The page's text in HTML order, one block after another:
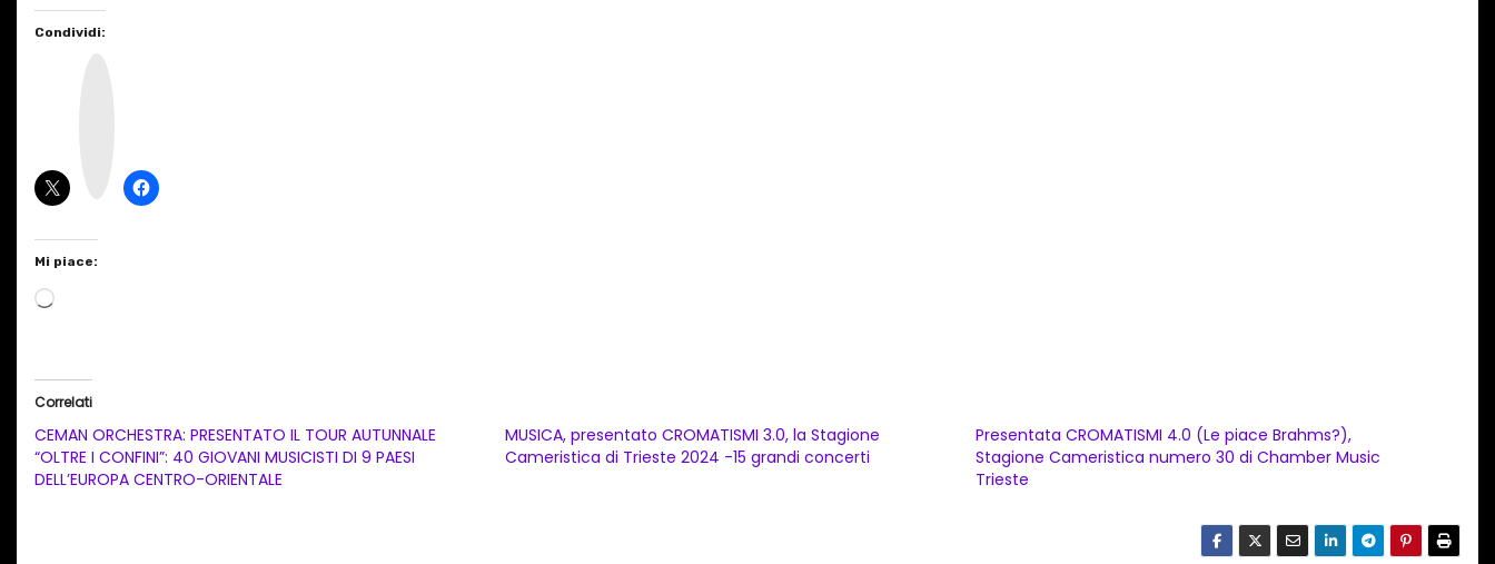
Condividi:
Mi piace:
C
a
m
Correlati
CEMAN ORCHESTRA: PRESENTATO IL TOUR AUTUNNALE
“OLTRE I CONFINI”: 40 GIOVANI MUSICISTI DI 9 PAESI
DELL’EUROPA CENTRO-ORIENTALE
MUSICA, presentato CROMATISMI 3.0, la Stagione
Cameristica di Trieste 2024 -15 grandi concerti
Presentata CROMATISMI 4.0 (Le piace Brahms?),
Stagione Cameristica numero 30 di Chamber Music
Trieste